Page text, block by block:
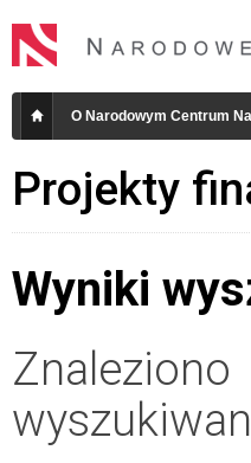
O Narodowym Centrum
Projekty
Wyniki